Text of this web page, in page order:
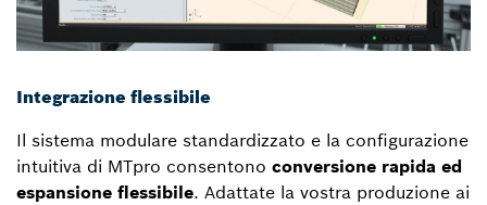
Integrazione flessibile
Il sistema modulare standardizzato e la configurazione
intuitiva di MTpro consentono conversione rapida ed
espansione flessibile. Adattate la vostra produzione ai